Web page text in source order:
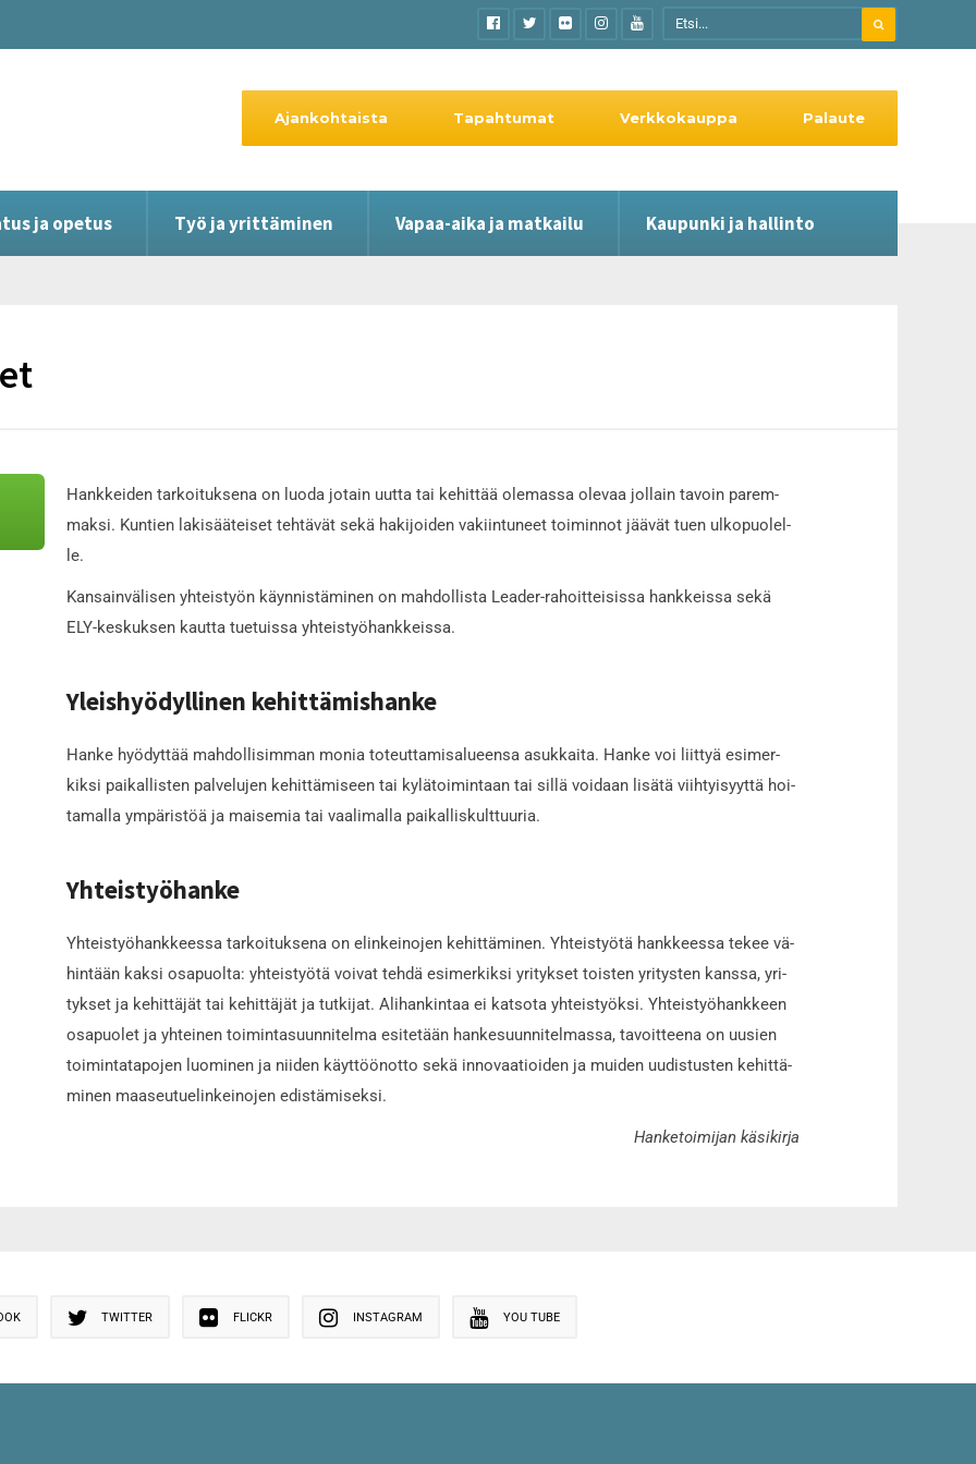
ja opetus Työ ja yrittäminen Vapaa-aika ja matkailu Kaupunki ja hallinto
Ajankohtaista Tapahtumat Verkkokauppa Palaute
Hank­kei­den tar­koi­tuk­se­na on luo­da jo­tain uut­ta tai ke­hit­tää ole­mas­sa ole­vaa jol­lain ta­voin pa­rem­
mak­si. Kun­tien laki­sää­tei­set teh­tä­vät sekä ha­ki­joi­den va­kiin­tu­neet toi­min­not jää­vät tuen ulko­puo­lel­
le.
Kan­sain­vä­li­sen yh­teis­työn käyn­nis­tä­mi­nen on mah­dol­lis­ta Le­a­der-ra­hoit­tei­sis­sa hank­keis­sa sekä
ELY-kes­kuk­sen kaut­ta tu­e­tuis­sa yh­teis­työ­hank­keis­sa.
Yleis­hyö­dyl­li­nen ke­hit­tä­mis­han­ke
Han­ke hyö­dyt­tää mah­dol­li­sim­man mo­nia to­teut­ta­mis­a­lu­een­sa asuk­kai­ta. Han­ke voi liit­tyä esi­mer­
kik­si pai­kal­lis­ten pal­ve­lu­jen ke­hit­tä­mi­seen tai kylä­toi­min­taan tai sil­lä voi­daan li­sä­tä viih­tyi­syyt­tä hoi­
ta­mal­la ym­pä­ris­töä ja mai­se­mia tai vaa­li­mal­la pai­kal­lis­kult­tuu­ria.
Yh­teis­työ­han­ke
Yh­teis­työ­hank­kees­sa tar­koi­tuk­se­na on elin­kei­no­jen ke­hit­tä­mi­nen. Yh­teis­työ­tä hank­kees­sa te­kee vä­
hin­tään kak­si osa­puol­ta: yh­teis­työ­tä voi­vat teh­dä esi­mer­kik­si yri­tyk­set tois­ten yri­tys­ten kans­sa, yri­
tyk­set ja ke­hit­tä­jät tai ke­hit­tä­jät ja tut­ki­jat. Ali­han­kin­taa ei kat­so­ta yh­teis­työk­si. Yh­teis­työ­hank­keen
osa­puo­let ja yh­tei­nen toi­min­ta­suun­ni­tel­ma esi­te­tään han­ke­suun­ni­tel­mas­sa, ta­voit­tee­na on uu­sien
toi­min­ta­ta­po­jen luo­mi­nen ja nii­den käyt­töön­otto sekä in­no­vaa­ti­oi­den ja mui­den uu­dis­tus­ten ke­hit­tä­
mi­nen maa­seu­tu­elin­kei­no­jen edis­tä­mi­sek­si.
Han­ke­toi­mi­jan käsi­kir­ja
TWITTER FLICKR INSTAGRAM YOU TUBE